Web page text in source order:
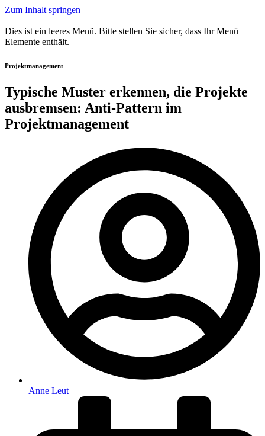
Zum Inhalt springen
Dies ist ein leeres Menü. Bitte stellen Sie sicher, dass Ihr Menü
Elemente enthält.
Projektmanagement
Typische Muster erkennen, die Projekte
ausbremsen: Anti-Pattern im
Projektmanagement
Anne Leut